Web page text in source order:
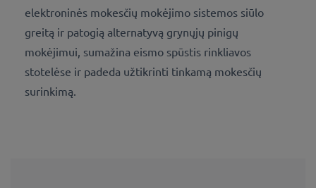
elektroninės mokesčių mokėjimo sistemos siūlo
greitą ir patogią alternatyvą grynųjų pinigų
mokėjimui, sumažina eismo spūstis rinkliavos
stotelėse ir padeda užtikrinti tinkamą mokesčių
surinkimą.